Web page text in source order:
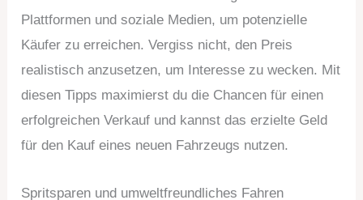
Plattformen und soziale Medien, um potenzielle
Käufer zu erreichen. Vergiss nicht, den Preis
realistisch anzusetzen, um Interesse zu wecken. Mit
diesen Tipps maximierst du die Chancen für einen
erfolgreichen Verkauf und kannst das erzielte Geld
für den Kauf eines neuen Fahrzeugs nutzen.
Spritsparen und umweltfreundliches Fahren